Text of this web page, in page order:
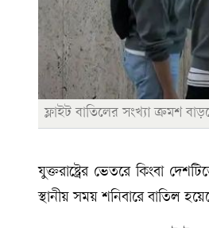
ফ্লাইট বাতিলের সংখ্যা ক্রমশ
যুক্তরাষ্ট্রের ভেতরে কিংবা
স্থানীয় সময় শনিবারে বাতিল